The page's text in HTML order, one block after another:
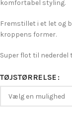
komfortabel styling.
Fremstillet i et let og
kroppens former.
Super flot til nederdel
TØJSTØRRELSE